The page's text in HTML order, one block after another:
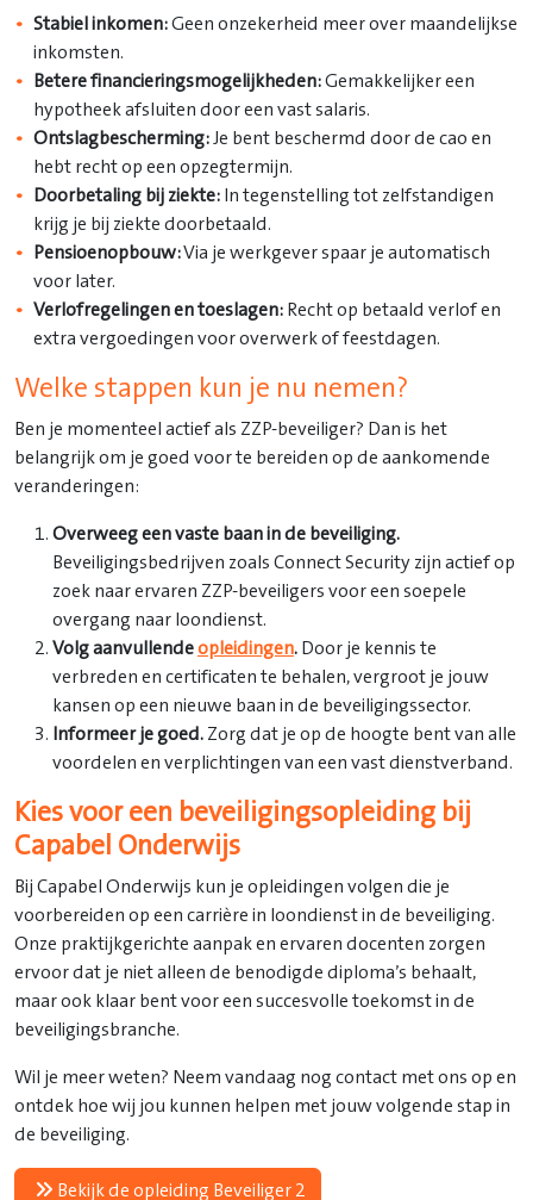
Stabiel inkomen:Geen onzekerheid meer over maandelijkse
inkomsten.
Betere financieringsmogelijkheden:Gemakkelijker een
hypotheek afsluiten door een vast salaris.
Ontslagbescherming:Je bent beschermd door de cao en
hebt recht op een opzegtermijn.
Doorbetaling bij ziekte: In tegenstelling tot zelfstandigen
krijg je bij ziekte doorbetaald.
Pensioenopbouw:Via je werkgever spaar je automatisch
voor later.
Verlofregelingen en toeslagen: Recht op betaald verlof en
extra vergoedingen voor overwerk of feestdagen.
Welke stappen kun je nu nemen?
Ben je momenteel actief als ZZP-beveiliger? Dan is het
belangrijk om je goed voor te bereiden op de aankomende
veranderingen:
Overweeg een vaste baan in de beveiliging.
Beveiligingsbedrijven zoals Connect Security zijn actief op
zoek naar ervaren ZZP-beveiligers voor een soepele
overgang naar loondienst.
Volg aanvullendeopleidingen. Door je kennis te
verbreden en certificaten te behalen, vergroot je jouw
kansen op een nieuwe baan in de beveiligingssector.
Informeer je goed. Zorg dat je op de hoogte bent van alle
voordelen en verplichtingen van een vast dienstverband.
Kies voor een beveiligingsopleiding bij
Capabel Onderwijs
Bij Capabel Onderwijs kun je opleidingen volgen die je
voorbereiden op een carrière in loondienst in de beveiliging.
Onze praktijkgerichte aanpak en ervaren docenten zorgen
ervoor dat je niet alleen de benodigde diploma’s behaalt,
maar ook klaar bent voor een succesvolle toekomst in de
beveiligingsbranche.
Wil je meer weten? Neem vandaag nog contact met ons op en
ontdek hoe wij jou kunnen helpen met jouw volgende stap in
de beveiliging.
Bekijk de opleiding Beveiliger 2